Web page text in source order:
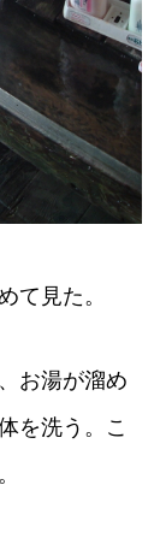
て見た。
お湯が溜め
を洗う。こ